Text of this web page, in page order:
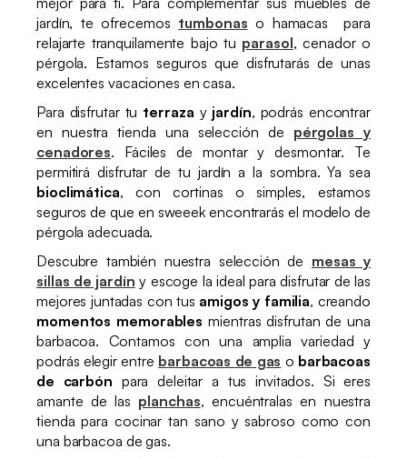
jardín, te ofrecemos tumbonas o hamacas para
relajarte tranquilamente bajo tu parasol, cenador o
pérgola. Estamos seguros que disfrutarás de unas
excelentes vacaciones en casa.
Para disfrutar tu terraza y jardín, podrás encontrar
en nuestra tienda una selección de pérgolas y
cenadores. Fáciles de montar y desmontar. Te
permitirá disfrutar de tu jardín a la sombra. Ya sea
bioclimática, con cortinas o simples, estamos
seguros de que en sweeek encontrarás el modelo de
pérgola adecuada.
Descubre también nuestra selección de mesas y
sillas de jardín y escoge la ideal para disfrutar de las
mejores juntadas con tus amigos y familia, creando
momentos memorables mientras disfrutan de una
barbacoa. Contamos con una amplia variedad y
podrás elegir entre barbacoas de gas o barbacoas
de carbón para deleitar a tus invitados. Si eres
amante de las planchas, encuéntralas en nuestra
tienda para cocinar tan sano y sabroso como con
una barbacoa de gas.